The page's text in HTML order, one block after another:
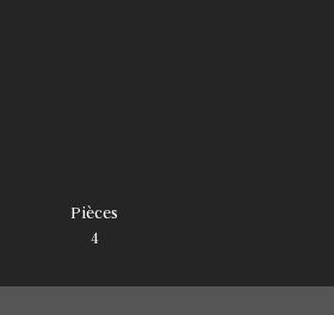
Pièces
4